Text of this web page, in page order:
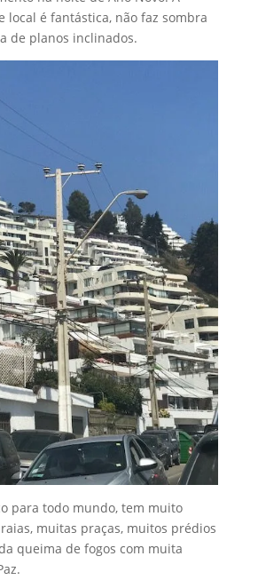
local é fantástica, não faz sombra
de planos inclinados.
para todo mundo, tem muito
muitas praças, muitos prédios
queima de fogos com muita